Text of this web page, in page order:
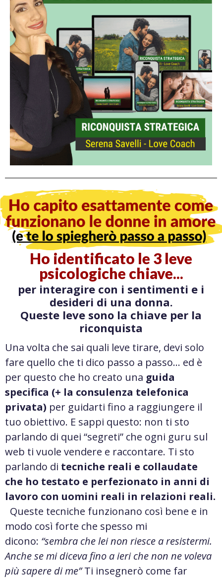
Ho identificato le 3 leve
psicologiche chiave...
per interagire con i sentimenti e i
desideri di una donna.
Queste leve sono la chiave per la
riconquista
Una volta che sai quali leve tirare, devi solo
fare quello che ti dico passo a passo… ed è
per questo che ho creato una guida
specifica (+ la consulenza telefonica
privata) per guidarti fino a raggiungere il
tuo obiettivo. E sappi questo: non ti sto
parlando di quei “segreti” che ogni guru sul
web ti vuole vendere e raccontare. Ti sto
parlando di tecniche reali e collaudate
che ho testato e perfezionato in anni di
lavoro con uomini reali in relazioni reali.
Queste tecniche funzionano così bene e in
modo così forte che spesso mi
dicono: “sembra che lei non riesce a resistermi.
Anche se mi diceva fino a ieri che non ne voleva
più sapere di me”Ti insegnerò come far